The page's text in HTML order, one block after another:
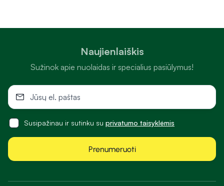
Naujienlaiškis
Sužinok apie nuolaidas ir specialius pasiūlymus!
Susipažinau ir sutinku su privatumo taisyklėmis
Prenumeruoti